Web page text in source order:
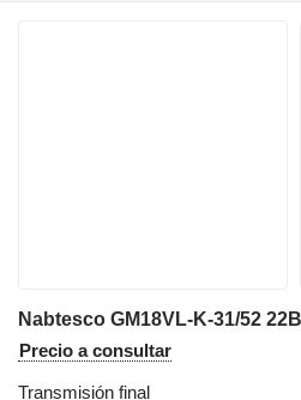
Precio a consultar
Transmisión final